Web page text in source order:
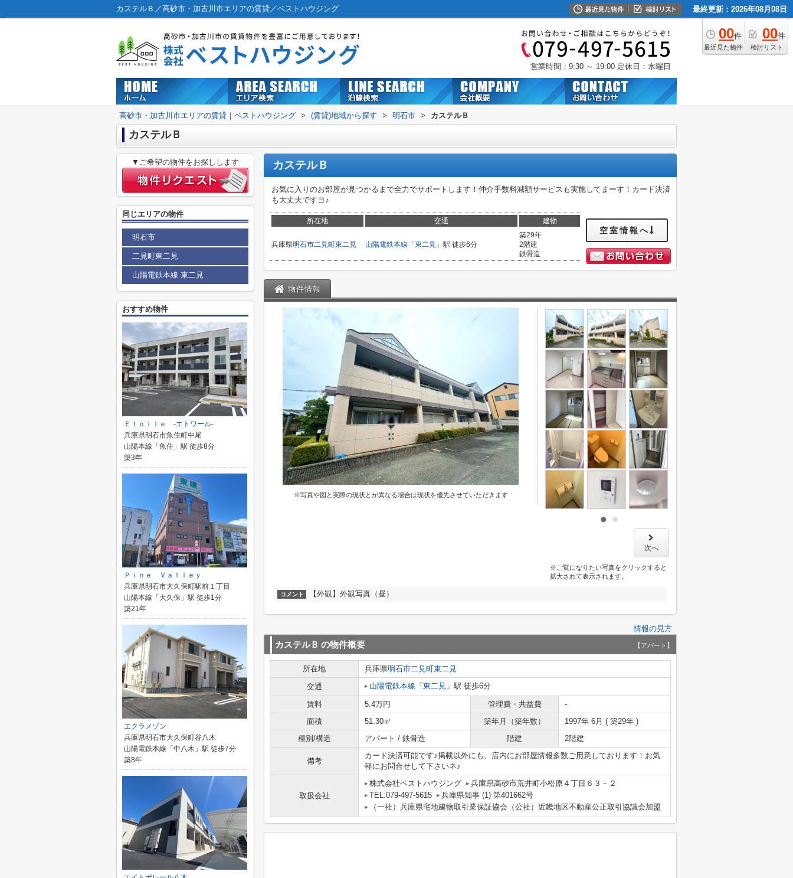
カステルＢ／高砂市・加古川市エリアの賃貸／ベストハウジング 最終更新：2026年08月08日
00件
最近見た物件
00件
検討リスト
営業時間：9:30 ～ 19:00 定休日：水曜日
高砂市・加古川市エリアの賃貸｜ベストハウジング > (賃貸)地域から探す > 明石市 > カステルＢ
カステルＢ
カステルＢ
お気に入りのお部屋が見つかるまで全力でサポートします！仲介手数料減額サービスも実施してまーす！カード決済
も大丈夫ですヨ♪
所在地 交通 建物
兵庫県明石市二見町東二見 山陽電鉄本線 「 東二見 」駅 徒歩6分
築29年
2階建
鉄骨造
空室情報へ
物件情報
※写真や図と実際の現状とが異なる場合は現状を優先させていただきます
次へ
※ご覧になりたい写真をクリックすると
拡大されて表示されます。
コメント 【外観】外観写真（昼）
情報の見方
カステルＢ の物件概要 【アパート】
所在地 兵庫県明石市二見町東二見
交通
山陽電鉄本線 「 東二見 」駅 徒歩6分
賃料 5.4万円 管理費・共益費
-
面積
51.30㎡ 築年月（築年数）
1997年 6月 ( 築29年 )
種別/構造
アパート / 鉄骨造 階建 2階建
備考
カード決済可能です♪掲載以外にも、店内にお部屋情報多数ご用意しております！お気
軽にお問合せして下さいネ♪
取扱会社
株式会社ベストハウジング
兵庫県高砂市荒井町小松原４丁目６３－２
TEL:079-497-5615
兵庫県知事 (1) 第401662号
（一社）兵庫県宅地建物取引業保証協会（公社）近畿地区不動産公正取引協議会加盟
▼ご希望の物件をお探しします
同じエリアの物件
明石市
二見町東二見
山陽電鉄本線 東二見
おすすめ物件
Ｅｔｏｉｌｅ -エトワール-
兵庫県明石市魚住町中尾
山陽本線「魚住」駅 徒歩8分
築3年
Ｐｉｎｅ Ｖａｌｌｅｙ
兵庫県明石市大久保町駅前１丁目
山陽本線「大久保」駅 徒歩1分
築21年
エクラメゾン
兵庫県明石市大久保町谷八木
山陽電鉄本線「中八木」駅 徒歩7分
築8年